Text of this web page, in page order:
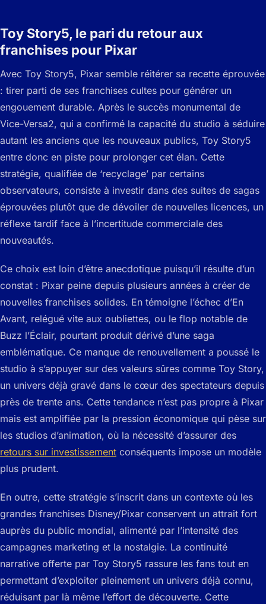
Toy Story5, le pari du retour aux
franchises pour Pixar
Avec Toy Story5, Pixar semble réitérer sa recette éprouvée
: tirer parti de ses franchises cultes pour générer un
engouement durable. Après le succès monumental de
Vice-Versa2, qui a confirmé la capacité du studio à séduire
autant les anciens que les nouveaux publics, Toy Story5
entre donc en piste pour prolonger cet élan. Cette
stratégie, qualifiée de ‘recyclage’ par certains
observateurs, consiste à investir dans des suites de sagas
éprouvées plutôt que de dévoiler de nouvelles licences, un
réflexe tardif face à l’incertitude commerciale des
nouveautés.
Ce choix est loin d’être anecdotique puisqu’il résulte d’un
constat : Pixar peine depuis plusieurs années à créer de
nouvelles franchises solides. En témoigne l’échec d’En
Avant, relégué vite aux oubliettes, ou le flop notable de
Buzz l’Éclair, pourtant produit dérivé d’une saga
emblématique. Ce manque de renouvellement a poussé le
studio à s’appuyer sur des valeurs sûres comme Toy Story,
un univers déjà gravé dans le cœur des spectateurs depuis
près de trente ans. Cette tendance n’est pas propre à Pixar
mais est amplifiée par la pression économique qui pèse sur
les studios d’animation, où la nécessité d’assurer des
retours sur investissement conséquents impose un modèle
plus prudent.
En outre, cette stratégie s’inscrit dans un contexte où les
grandes franchises Disney/Pixar conservent un attrait fort
auprès du public mondial, alimenté par l’intensité des
campagnes marketing et la nostalgie. La continuité
narrative offerte par Toy Story5 rassure les fans tout en
permettant d’exploiter pleinement un univers déjà connu,
réduisant par là même l’effort de découverte. Cette